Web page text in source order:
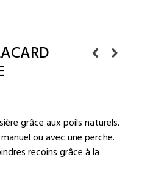
grâce aux poils naturels.
ou avec une perche.
recoins grâce à la